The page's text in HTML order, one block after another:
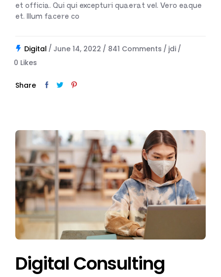
et officia. Qui qui excepturi quaerat vel. Vero eaque
et. Illum facere co
Digital June 14, 2022 841 Comments
jdi
0 Likes
Share
Digital Consulting